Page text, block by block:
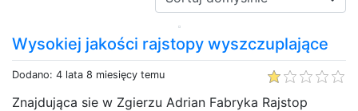
Wysokiej jakości rajstopy wyszczuplające
Dodano: 4 lata 8 miesięcy temu
Znajdująca sie w Zgierzu Adrian Fabryka Rajstop